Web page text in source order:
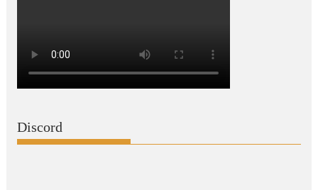
Discord